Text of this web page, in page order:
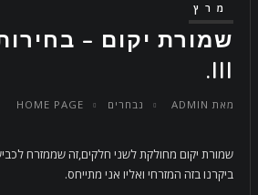
מרץ
III.
מאתADMIN נבחרים HOME PAGE
ביקרנו בזה המזרחי ואליו אני מתייחס.